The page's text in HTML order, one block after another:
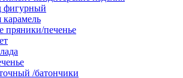
фигурный
карамель
пряники/печенье
/батончики